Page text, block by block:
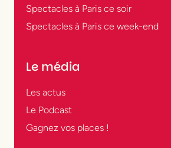
Spectacles à Paris ce soir
Spectacles à Paris ce week-end
Le média
Les actus
Le Podcast
Gagnez vos places !